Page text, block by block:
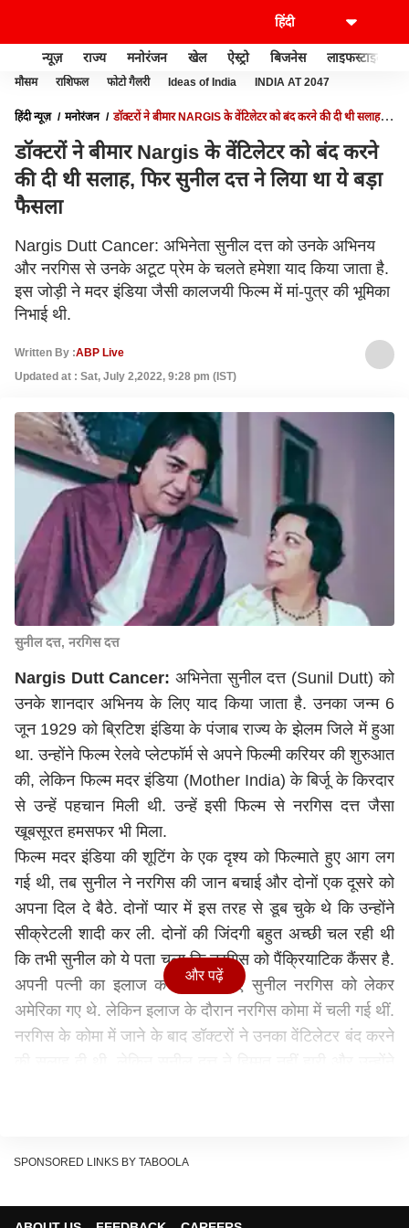
न्यूज़ राज्य मनोरंजन खेल ऐस्ट्रो बिजनेस लाइफस्टाइल
मौसम राशिफल फोटो गैलरी Ideas of India INDIA AT 2047
हिंदी न्यूज़ मनोरंजन
डॉक्टरों ने बीमार NARGIS के वेंटिलेटर को बंद करने की दी थी सलाह,
डॉक्टरों ने बीमार Nargis के वेंटिलेटर को बंद करने
की दी थी सलाह, फिर सुनील दत्त ने लिया था ये बड़ा
फैसला
Nargis Dutt Cancer: अभिनेता सुनील दत्त को उनके अभिनय
और नरगिस से उनके अटूट प्रेम के चलते हमेशा याद किया जाता है.
इस जोड़ी ने मदर इंडिया जैसी कालजयी फिल्म में मां-पुत्र की भूमिका
निभाई थी.
Written By :ABP Live
Updated at : Sat, July 2,2022, 9:28 pm (IST)
सुनील दत्त, नरगिस दत्त
Nargis Dutt Cancer: अभिनेता सुनील दत्त (Sunil Dutt) को
उनके शानदार अभिनय के लिए याद किया जाता है. उनका जन्म 6
जून 1929 को ब्रिटिश इंडिया के पंजाब राज्य के झेलम जिले में हुआ
था. उन्होंने फिल्म रेलवे प्लेटफॉर्म से अपने फिल्मी करियर की शुरुआत
की, लेकिन फिल्म मदर इंडिया (Mother India) के बिर्जू के किरदार
से उन्हें पहचान मिली थी. उन्हें इसी फिल्म से नरगिस दत्त जैसा
खूबसूरत हमसफर भी मिला.
फिल्म मदर इंडिया की शूटिंग के एक दृश्य को फिल्माते हुए आग लग
गई थी, तब सुनील ने नरगिस की जान बचाई और दोनों एक दूसरे को
अपना दिल दे बैठे. दोनों प्यार में इस तरह से डूब चुके थे कि उन्होंने
सीक्रेटली शादी कर ली. दोनों की जिंदगी बहुत अच्छी चल रही थी
कि तभी सुनील को ये पता चला कि नरगिस को पैंक्रियाटिक कैंसर है.
अपनी पत्नी का इलाज करवाने के लिए सुनील नरगिस को लेकर
अमेरिका गए थे. लेकिन इलाज के दौरान नरगिस कोमा में चली गई थीं.
नरगिस के कोमा में जाने के बाद डॉक्टरों ने उनका वेंटिलेटर बंद करने
हालांकि कुदरत को कुछ और ही मंज़ूर था और 3 मई 1981 को
और पढ़ें
SPONSORED LINKS BY TABOOLA